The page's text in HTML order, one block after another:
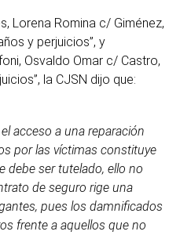
Lorena Romina c/ Giménez,
y perjuicios”, y
Osvaldo Omar c/ Castro,
la CJSN dijo que:
acceso a una reparación
por las víctimas constituye
debe ser tutelado, ello no
de seguro rige una
pues los damnificados
frente a aquellos que no